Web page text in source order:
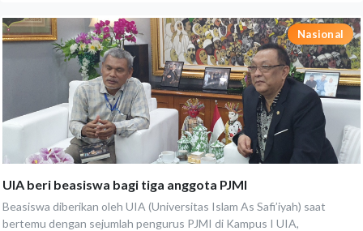
Nasional
UIA beri beasiswa bagi tiga anggota PJMI
Beasiswa diberikan oleh UIA (Universitas Islam As Safi’iyah) saat
bertemu dengan sejumlah pengurus PJMI di Kampus I UIA,